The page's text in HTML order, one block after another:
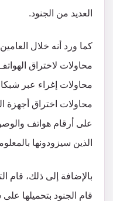
العديد من الجنود.
كما ورد أنه خلال
محاولات لاختراق
محاولات إغراء عبر
محاولات اختراق
على أرقام هواتف
الذين سيزودونها
بالإضافة إلى ذلك، قام
قام الجنود بتحميلها